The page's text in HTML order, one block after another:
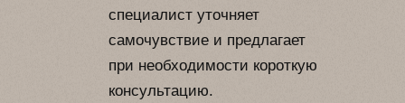
специалист уточняет
самочувствие и предлагает
при необходимости короткую
консультацию.